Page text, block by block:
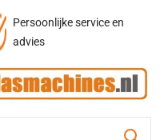
Persoonlijke service en
advies